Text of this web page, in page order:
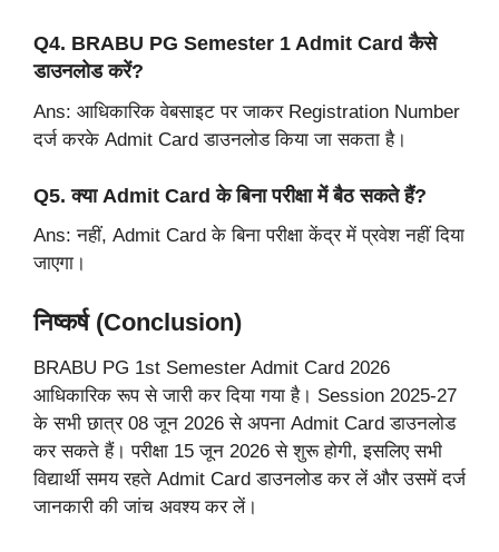
Q4. BRABU PG Semester 1 Admit Card कैसे
डाउनलोड करें?
Ans: आधिकारिक वेबसाइट पर जाकर Registration Number
दर्ज करके Admit Card डाउनलोड किया जा सकता है।
Q5. क्या Admit Card के बिना परीक्षा में बैठ सकते हैं?
Ans: नहीं, Admit Card के बिना परीक्षा केंद्र में प्रवेश नहीं दिया
जाएगा।
निष्कर्ष (Conclusion)
BRABU PG 1st Semester Admit Card 2026
आधिकारिक रूप से जारी कर दिया गया है। Session 2025-27
के सभी छात्र 08 जून 2026 से अपना Admit Card डाउनलोड
कर सकते हैं। परीक्षा 15 जून 2026 से शुरू होगी, इसलिए सभी
विद्यार्थी समय रहते Admit Card डाउनलोड कर लें और उसमें दर्ज
जानकारी की जांच अवश्य कर लें।